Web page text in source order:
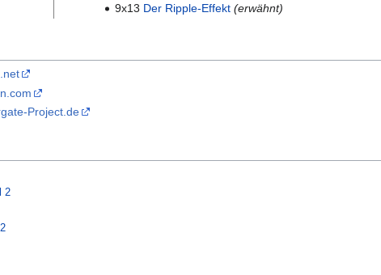
9x13 Der Ripple-Effekt (erwähnt)
Project.de
2